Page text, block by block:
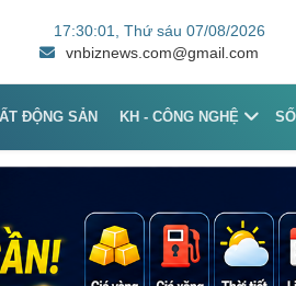
17:30:01
, Thứ sáu 07/08/2026
vnbiznews.com@gmail.com
ĐỘNG SẢN KH - CÔNG NGHỆ